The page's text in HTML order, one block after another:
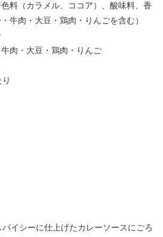
料（カラメル、ココア）、酸味料、香
牛肉・大豆・鶏肉・りんごを含む）
肉・大豆・鶏肉・りんご
イシーに仕上げたカレーソースにごろ